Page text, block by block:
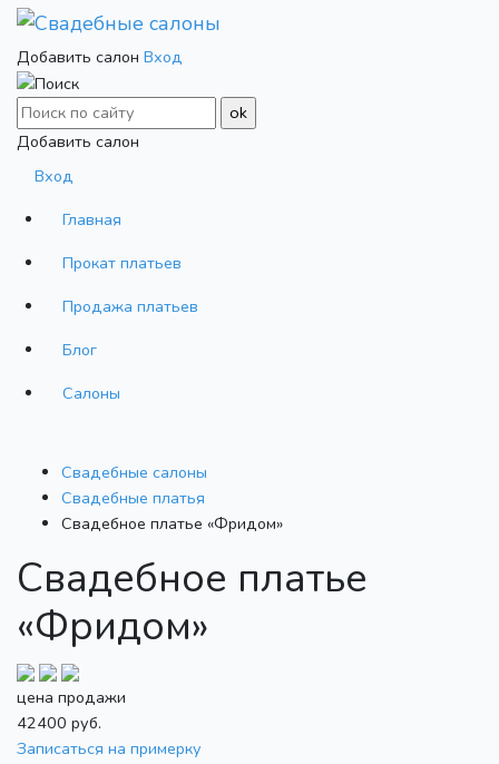
Добавить салон Вход
Добавить салон
Вход
Главная
Прокат платьев
Продажа платьев
Блог
Салоны
Свадебные салоны
Cвадебные платья
Свадебное платье «Фридом»
Свадебное платье
«Фридом»
цена продажи
42400 руб.
Записаться на примерку